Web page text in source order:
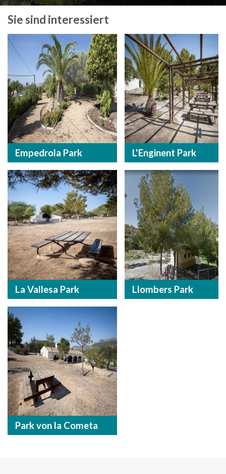
Sie sind interessiert
Empedrola Park L'Enginent Park
La Vallesa Park Llombers Park
Park von la Cometa